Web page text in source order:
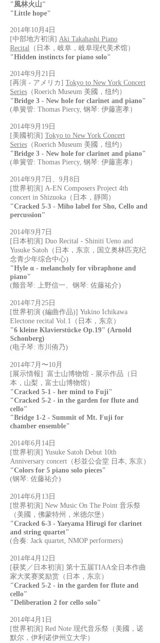
"風林火山"
"Little hope"
2014年10月4日
[中部地方初演] Aki Takahashi Piano
Recital （日本，岐阜，岐阜现代美术馆）
"Hidden instincts for piano solo"
2014年9月21日
[再演 - アメリカ] Tokyo to New York Concert
Series （Roerich Museum 美國，纽约）
"Bridge 3 - New hole for clarinet and piano"
(单簧管: Thomas Piercy, 钢琴: 伊藤憲孝）
2014年9月19日
[美國初演] Tokyo to New York Concert
Series （Roerich Museum 美國，纽约）
"Bridge 3 - New hole for clarinet and piano"
(单簧管: Thomas Piercy, 钢琴: 伊藤憲孝）
2014年9月7日、9月8日
[世界初演] A-EN Composers Project 4th
concert in Shizuoka（日本，靜岡）
"Cracked 5-3 - Miho label for Sho, Cello and
percussion"
2014年9月7日
[日本初演] Duo Recital - Shiniti Ueno and
Yusuke Satoh（日本，东京，国立奥林匹克纪
念青少年综合中心)
"Hyle α - melancholy for vibraphone and
piano"
(颤音琴: 上野信一、钢琴: 佐藤祐介)
2014年7月25日
[世界初演 (編曲作品)] Yukino Ichikawa
Electone recital Vol.1（日本，东京）
"6 kleine Klavierstücke Op.19" (Arnold
Schonberg)
(电子琴: 市川侑乃)
2014年7月〜10月
[展示情報] 富士山博物馆 - 展示作品（日
本，山梨，富士山博物馆）
"Cracked 5-1 - her mind to Fuji"
"Cracked 5-2 - in the garden for flute and
cello"
"Bridge 1-2 - Summit of Mt. Fuji for
chamber ensemble"
2014年6月14日
[世界初演] Yusuke Satoh Debut 10th
Anniversary concert（杉並公会堂 日本, 东京）
"Colors for 5 piano solo pieces"
(钢琴: 佐藤祐介)
2014年6月13日
[世界初演] New Music On The Point 音乐祭
（美國，佛蒙特州，米德尔堡）
"Cracked 6-3 - Yaeyama Hirugi for clarinet
and string quartet"
(合奏: Jack quartet, NMOP performers)
2014年4月12日
[获奖／日本初演] 第十五届TIAA全日本作曲
家大奖赛奖励赏（日本，东京）
"Cracked 5-2 - in the garden for flute and
cello"
"Deliberation 2 for cello solo"
2014年4月1日
[世界初演] Red Note 现代音乐祭（美國，诺
默尔，伊利诺伊州立大学）